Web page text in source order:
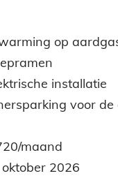
op
installatie
voor de
maand
2026